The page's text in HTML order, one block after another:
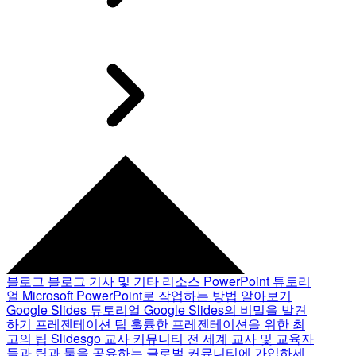
블로그 블로그 기사 및 기타 리소스 PowerPoint 튜토리
얼 Microsoft PowerPoint로 작업하는 방법 알아보기
Google Slides 튜토리얼 Google Slides의 비밀을 발견
하기 프레젠테이션 팁 훌륭한 프레젠테이션을 위한 최
고의 팁 Slidesgo 교사 커뮤니티 전 세계 교사 및 교육자